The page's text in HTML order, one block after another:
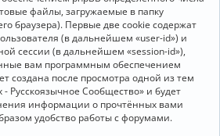
файлы, загружаемые в папку
браузера). Первые две cookie содержат
(в дальнейшем «user-id») и
сессии (в дальнейшем «session-id»),
вам программным обеспечением
создана после просмотра одной из тем
Русскоязычное Сообщество» и будет
информации о прочтённых вами
удобство работы с форумами.